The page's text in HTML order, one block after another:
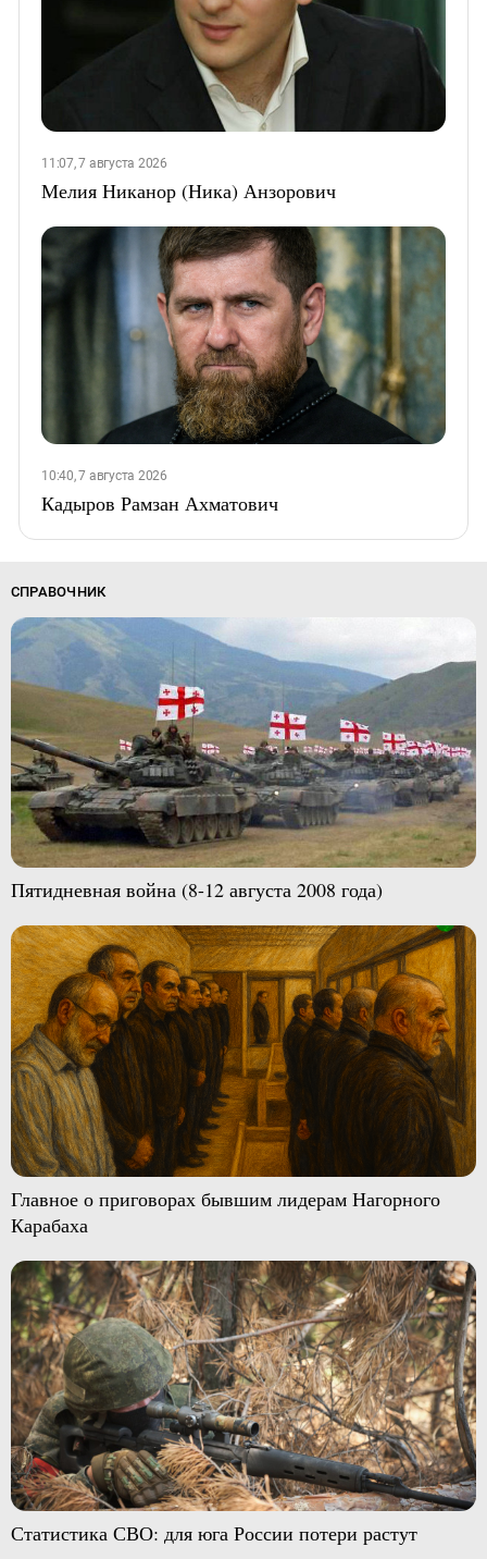
11:07, 7 августа 2026
Мелия Никанор (Ника) Анзорович
10:40, 7 августа 2026
Кадыров Рамзан Ахматович
СПРАВОЧНИК
Пятидневная война (8-12 августа 2008 года)
Главное о приговорах бывшим лидерам Нагорного
Карабаха
Статистика СВО: для юга России потери растут